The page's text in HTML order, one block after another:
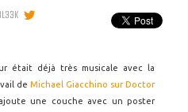
était déjà très musicale avec la
de Michael Giacchino sur Doctor
une couche avec un poster